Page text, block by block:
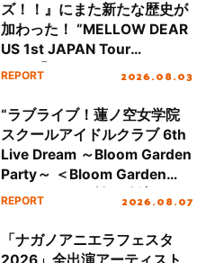
ズ！！』にまた新たな歴史が
加わった！ “MELLOW DEAR
US 1st JAPAN Tour
Final「NICE to meet YOU
ート!!
REPORT 2026.08.03
“ラブライブ！蓮ノ空女学院
スクールアイドルクラブ 6th
Live Dream ～Bloom Garden
Party～ ＜Bloom Garden
Party Stage／埼玉公演＞”
REPORT 2026.08.07
「ナガノアニエラフェスタ